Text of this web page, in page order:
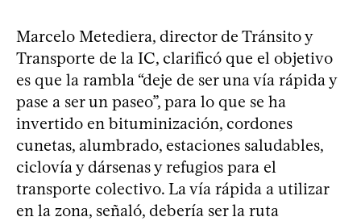
Marcelo Metediera, director de Tránsito y
Transporte de la IC, clarificó que el objetivo
es que la rambla “deje de ser una vía rápida y
pase a ser un paseo”, para lo que se ha
invertido en bituminización, cordones
cunetas, alumbrado, estaciones saludables,
ciclovía y dársenas y refugios para el
transporte colectivo. La vía rápida a utilizar
en la zona, señaló, debería ser la ruta